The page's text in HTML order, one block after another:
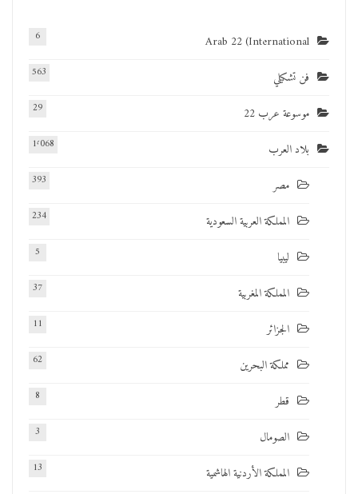
Arab 22 (International
6
فن تشكيلي 563
موسوعة عرب 22 29
بلاد العرب 1٬068
مصر 393
المملكة العربية السعودية 234
ليبيا 5
المملكة المغربية 37
الجزائر 11
مملكة البحرين 62
قطر 8
الصومال 3
المملكة الأردنية الهاشمية 13